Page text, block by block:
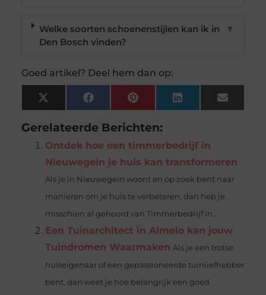
Welke soorten schoenenstijlen kan ik in
Den Bosch vinden?
▼
Goed artikel? Deel hem dan op:
X
(Twitter)
FacebookPinterest LinkedIn Email
Gerelateerde Berichten:
Ontdek hoe een timmerbedrijf in
Nieuwegein je huis kan transformeren
Als je in Nieuwegein woont en op zoek bent naar
manieren om je huis te verbeteren, dan heb je
misschien al gehoord van Timmerbedrijf in...
Een Tuinarchitect in Almelo kan jouw
Tuindromen Waarmaken Als je een trotse
huiseigenaar of een gepassioneerde tuinliefhebber
bent, dan weet je hoe belangrijk een goed